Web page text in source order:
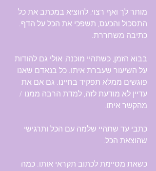
מותר לך ואף רצוי, להוציא במכתב את כל
התסכול והכעס, תשפכי את הכל על הדף.
כתיבה משחררת.
בבוא הזמן, כשתהיי מוכנה, אולי גם להודות
על השיעור שעברת איתו. כל בנאדם שאנו
פוגשים ממלא תפקיד בחיינו. גם אם את
עדיין לא מודעת לזה, למדת הרבה ממנו /
מהקשר איתו.
כתבי עד שתהיי שלמה עם הכל ותרגישי
שהוצאת הכל.
כשאת מסיימת לכתוב תקראי אותו. כמה